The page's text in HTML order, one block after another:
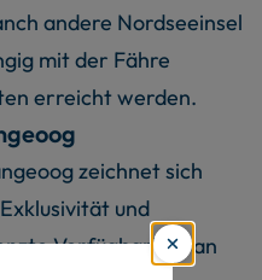
andere Nordseeinsel
mit der Fähre
erreicht werden.
zeichnet sich
und
Verfügbarkeit an